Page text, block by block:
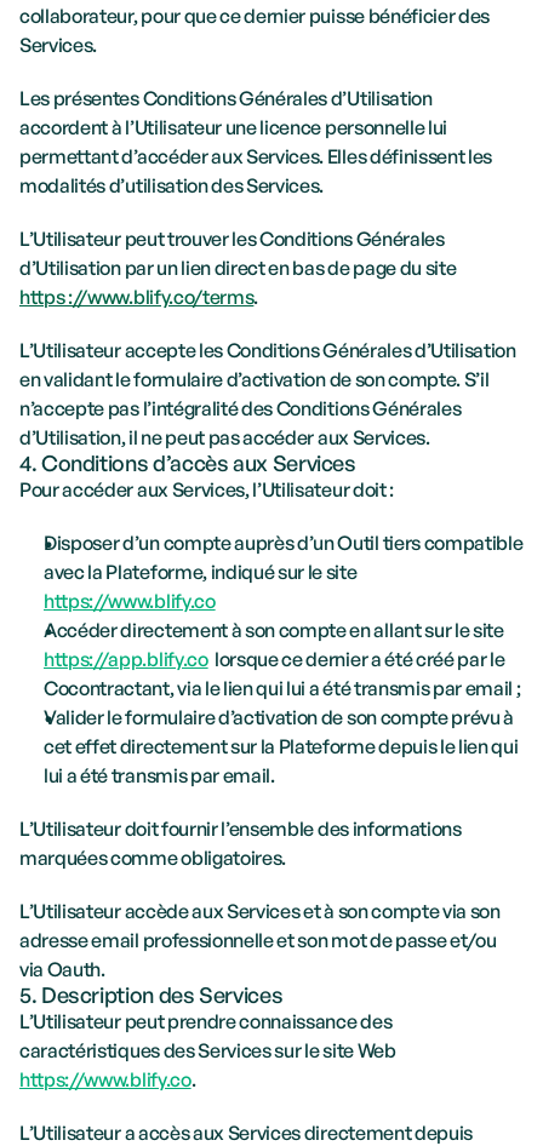
collaborateur, pour que ce dernier puisse bénéficier des
Services.
Les présentes Conditions Générales d’Utilisation
accordent à l’Utilisateur une licence personnelle lui
permettant d’accéder aux Services. Elles définissent les
modalités d’utilisation des Services.
L’Utilisateur peut trouver les Conditions Générales
d’Utilisation par un lien direct en bas de page du site
https ://www.blify.co/terms.
L’Utilisateur accepte les Conditions Générales d’Utilisation
en validant le formulaire d’activation de son compte. S’il
n’accepte pas l’intégralité des Conditions Générales
d’Utilisation, il ne peut pas accéder aux Services.
4. Conditions d’accès aux Services
Pour accéder aux Services, l’Utilisateur doit :
Disposer d’un compte auprès d’un Outil tiers compatible
avec la Plateforme, indiqué sur le site
https://www.blify.co
Accéder directement à son compte en allant sur le site
https://app.blify.co lorsque ce dernier a été créé par le
Cocontractant, via le lien qui lui a été transmis par email ;
Valider le formulaire d’activation de son compte prévu à
cet effet directement sur la Plateforme depuis le lien qui
lui a été transmis par email.
L’Utilisateur doit fournir l’ensemble des informations
marquées comme obligatoires.
L’Utilisateur accède aux Services et à son compte via son
adresse email professionnelle et son mot de passe et/ou
via Oauth.
5. Description des Services
L’Utilisateur peut prendre connaissance des
caractéristiques des Services sur le site Web
https://www.blify.co.
L’Utilisateur a accès aux Services directement depuis